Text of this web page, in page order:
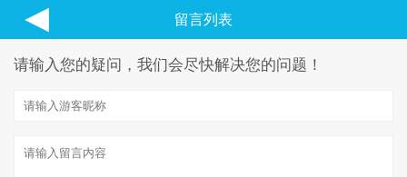
◀ 留言列表
请输入您的疑问，我们会尽快解决您的问题！